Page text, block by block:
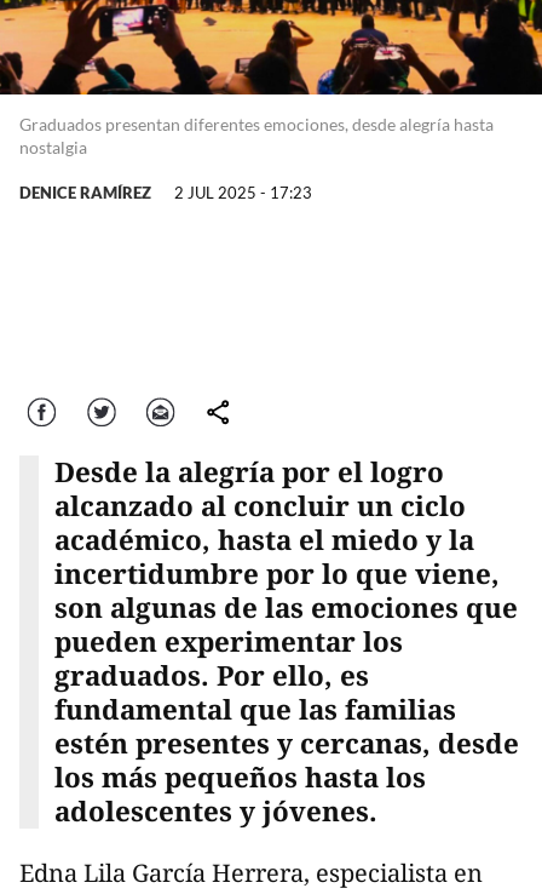
Graduados presentan diferentes emociones, desde alegría hasta
nostalgia
DENICE RAMÍREZ 2 JUL 2025 - 17:23
Facebook Twitter Correo comparte
Desde la alegría por el logro
alcanzado al concluir un ciclo
académico, hasta el miedo y la
incertidumbre por lo que viene,
son algunas de las emociones que
pueden experimentar los
graduados. Por ello, es
fundamental que las familias
estén presentes y cercanas, desde
los más pequeños hasta los
adolescentes y jóvenes.
Edna Lila García Herrera, especialista en